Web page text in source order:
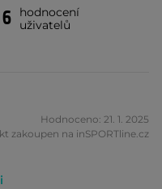
hodnocení
uživatelů
Hodnoceno: 21. 1. 2025
zakoupen na inSPORTline.cz